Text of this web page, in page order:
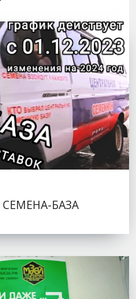
СЕМЕНА-БАЗА